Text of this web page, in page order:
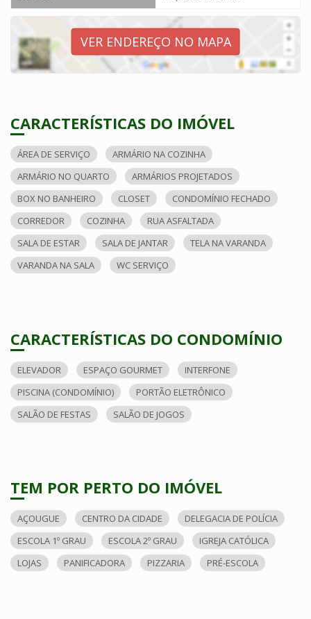
VER ENDEREÇO NO MAPA
CARACTERÍSTICAS DO IMÓVEL
ÁREA DE SERVIÇO
ARMÁRIO NA COZINHA
ARMÁRIO NO QUARTO
ARMÁRIOS PROJETADOS
BOX NO BANHEIRO
CLOSET
CONDOMÍNIO FECHADO
CORREDOR
COZINHA
RUA ASFALTADA
SALA DE ESTAR
SALA DE JANTAR
TELA NA VARANDA
VARANDA NA SALA
WC SERVIÇO
CARACTERÍSTICAS DO CONDOMÍNIO
ELEVADOR ESPAÇO GOURMET
INTERFONE
PISCINA (CONDOMÍNIO)
PORTÃO ELETRÔNICO
SALÃO DE FESTAS
SALÃO DE JOGOS
TEM POR PERTO DO IMÓVEL
AÇOUGUE CENTRO DA CIDADE
DELEGACIA DE POLÍCIA
ESCOLA 1º GRAU
ESCOLA 2º GRAU
IGREJA CATÓLICA
LOJAS
PANIFICADORA PIZZARIA PRÉ-ESCOLA